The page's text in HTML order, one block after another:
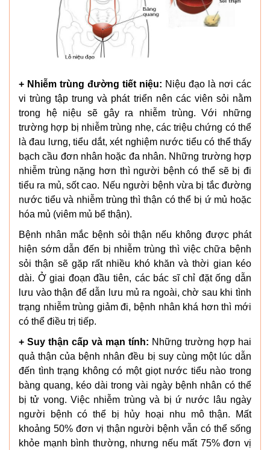
+ Nhiễm trùng đường tiết niệu: Niệu đạo là nơi các
vi trùng tập trung và phát triển nên các viên sỏi nằm
trong hệ niệu sẽ gây ra nhiễm trùng. Với những
trường hợp bị nhiễm trùng nhẹ, các triệu chứng có thể
là đau lưng, tiểu dắt, xét nghiệm nước tiểu có thể thấy
bạch cầu đơn nhân hoặc đa nhân. Những trường hợp
nhiễm trùng nặng hơn thì người bệnh có thể sẽ bị đi
tiểu ra mủ, sốt cao. Nếu người bệnh vừa bị tắc đường
nước tiểu và nhiễm trùng thì thận có thể bị ứ mủ hoặc
hóa mủ (viêm mủ bể thận).
Bệnh nhân mắc bệnh sỏi thận nếu không được phát
hiện sớm dẫn đến bị nhiễm trùng thì việc chữa bệnh
sỏi thận sẽ gặp rất nhiều khó khăn và thời gian kéo
dài. Ở giai đoạn đầu tiên, các bác sĩ chỉ đặt ống dẫn
lưu vào thận để dẫn lưu mủ ra ngoài, chờ sau khi tình
trạng nhiễm trùng giảm đi, bệnh nhân khá hơn thì mới
có thể điều trị tiếp.
+ Suy thận cấp và mạn tính: Những trường hợp hai
quả thận của bệnh nhân đều bị suy cùng một lúc dẫn
đến tình trạng không có một giọt nước tiểu nào trong
bàng quang, kéo dài trong vài ngày bệnh nhân có thể
bị tử vong. Việc nhiễm trùng và bị ứ nước lâu ngày
người bệnh có thể bị hủy hoại nhu mô thận. Mất
khoảng 50% đơn vị thận người bệnh vẫn có thể sống
khỏe mạnh bình thường, nhưng nếu mất 75% đơn vị